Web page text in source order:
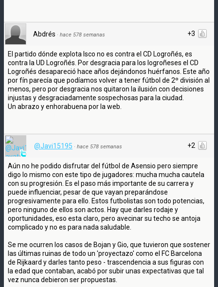
+3
Abdrés · hace 578 semanas
El partido dónde explota Isco no es contra el CD Logroñés, es
contra la UD Logroñés. Por desgracia para los logroñeses el CD
Logroñés desapareció hace años dejándonos huérfanos. Este año
por fín parecía que podíamos volver a tener fútbol de 2º división al
menos, pero por desgracia nos quitaron la ilusión con decisiones
injustas y desgraciadamente sospechosas para la ciudad.
Un abrazo y enhorabuena por la web.
+2
@Javi15195 · hace 578 semanas
Aún no he podido disfrutar del fútbol de Asensio pero siempre
digo lo mismo con este tipo de jugadores: mucha mucha cautela
con su progresión. Es el paso más importante de su carrera y
puede influenciar, pesar de que vayan preparándose
progresivamente para ello. Estos futbolistas son todo potencias,
pero ninguno de ellos son actos. Hay que darles rodaje y
oportunidades, eso esta claro, pero avecinar su techo se antoja
complicado y no es para nada saludable.
Se me ocurren los casos de Bojan y Gio, que tuvieron que sostener
las últimas ruinas de todo un 'proyectazo' como el FC Barcelona
de Rijkaard y darles tanto peso - trascendencia a sus figuras con
la edad que contaban, acabó por subir unas expectativas que tal
vez nunca debieron ser propuestas.